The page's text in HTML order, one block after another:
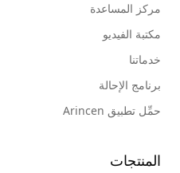
مركز المساعدة
مكتبة الفيديو
خدماتنا
برنامج الإحالة
حمِّل تطبيق Arincen
المنتجات